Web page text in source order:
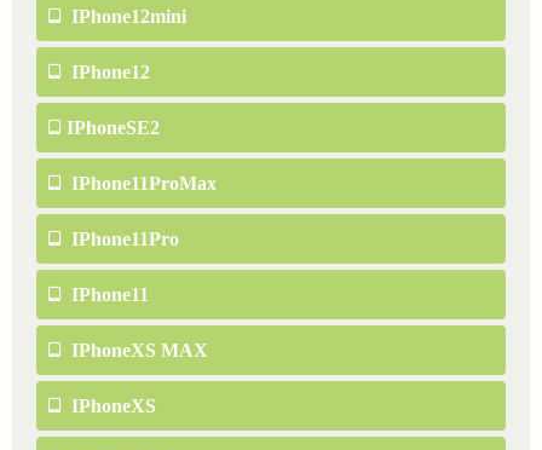
IPhone12mini
IPhone12
IPhoneSE2
IPhone11ProMax
IPhone11Pro
IPhone11
IPhoneXS MAX
IPhoneXS